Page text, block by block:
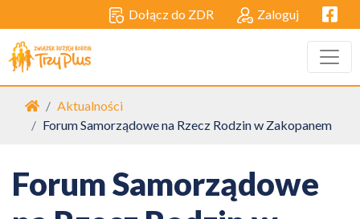
Dołącz do ZDR Zaloguj
Strona główna
Aktualności
Forum Samorządowe na Rzecz Rodzin w Zakopanem
Forum Samorządowe